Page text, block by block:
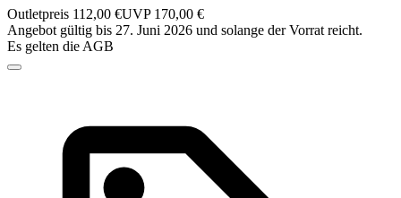
Outletpreis 112,00 €UVP 170,00 €
Angebot gültig bis 27. Juni 2026 und solange der Vorrat reicht.
Es gelten die AGB